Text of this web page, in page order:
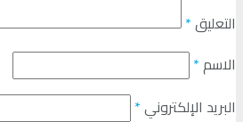
التعليق*
الاسم*
البريد الإلكتروني*